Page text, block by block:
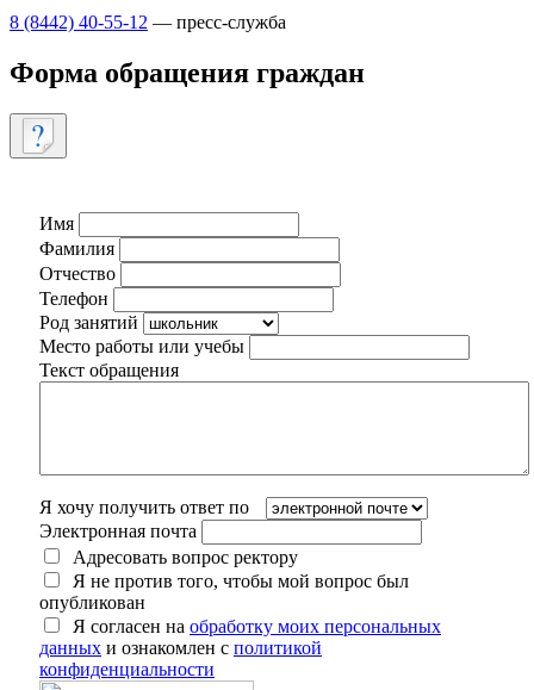
8 (8442) 40-55-12 — пресс-служба
Форма обращения граждан
Имя
Фамилия
Отчество
Телефон
Род занятий
Место работы или учебы
Текст обращения
Я хочу получить ответ по
Электронная почта
Адресовать вопрос ректору
Я не против того, чтобы мой вопрос был
опубликован
Я согласен на обработку моих персональных
данных и ознакомлен с политикой
конфиденциальности